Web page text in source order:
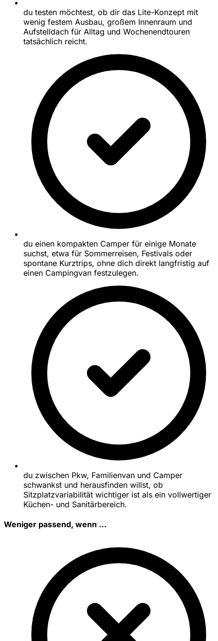
du testen möchtest, ob dir das Lite-Konzept mit
wenig festem Ausbau, großem Innenraum und
Aufstelldach für Alltag und Wochenendtouren
tatsächlich reicht.
du einen kompakten Camper für einige Monate
suchst, etwa für Sommerreisen, Festivals oder
spontane Kurztrips, ohne dich direkt langfristig auf
einen Campingvan festzulegen.
du zwischen Pkw, Familienvan und Camper
schwankst und herausfinden willst, ob
Sitzplatzvariabilität wichtiger ist als ein vollwertiger
Küchen- und Sanitärbereich.
Weniger passend, wenn …